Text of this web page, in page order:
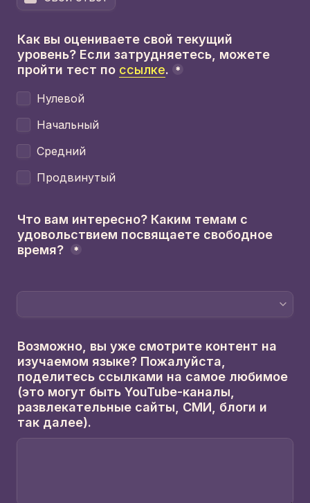
Как вы оцениваете свой текущий
уровень? Если затрудняетесь, можете
пройти тест по ссылке. *
Нулевой
Начальный
Средний
Продвинутый
Что вам интересно? Каким темам с
удовольствием посвящаете свободное
время?
*
Возможно, вы уже смотрите контент на
изучаемом языке? Пожалуйста,
поделитесь ссылками на самое любимое
(это могут быть YouTube-каналы,
развлекательные сайты, СМИ, блоги и
так далее).